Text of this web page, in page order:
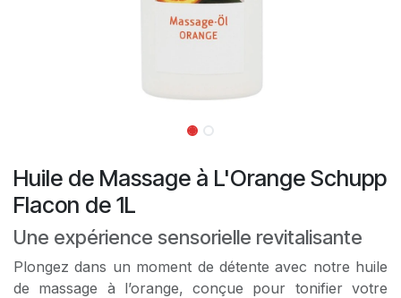
Huile de Massage à L'Orange Schupp
Flacon de 1L
Une expérience sensorielle revitalisante
Plongez dans un moment de détente avec notre huile
de massage à l’orange, conçue pour tonifier votre